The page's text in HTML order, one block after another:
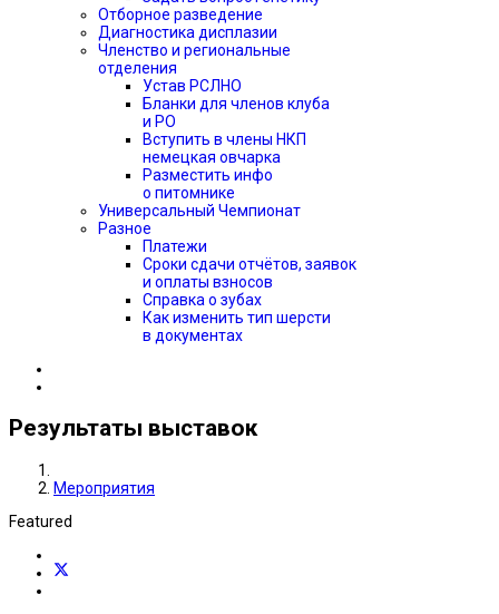
Отборное разведение
Диагностика дисплазии
Членство и региональные
отделения
Устав РСЛНО
Бланки для членов клуба
и РО
Вступить в члены НКП
немецкая овчарка
Разместить инфо
о питомнике
Универсальный Чемпионат
Разное
Платежи
Сроки сдачи отчётов, заявок
и оплаты взносов
Справка о зубах
Как изменить тип шерсти
в документах
Результаты выставок
Мероприятия
Featured